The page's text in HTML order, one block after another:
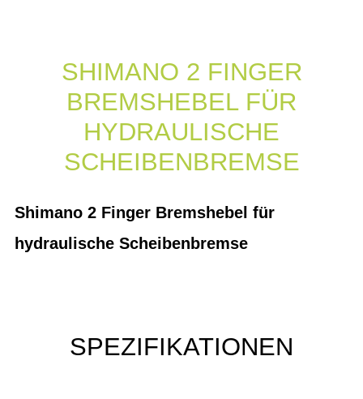
SHIMANO 2 FINGER
BREMSHEBEL FÜR
HYDRAULISCHE
SCHEIBENBREMSE
Shimano 2 Finger Bremshebel für
hydraulische Scheibenbremse
SPEZIFIKATIONEN